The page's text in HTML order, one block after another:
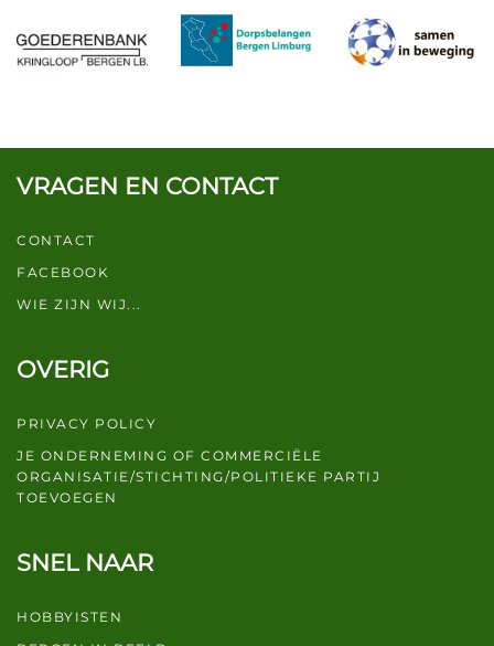
VRAGEN EN CONTACT
CONTACT
FACEBOOK
WIE ZIJN WIJ...
OVERIG
PRIVACY POLICY
JE ONDERNEMING OF COMMERCIËLE
ORGANISATIE/STICHTING/POLITIEKE PARTIJ
TOEVOEGEN
SNEL NAAR
HOBBYISTEN